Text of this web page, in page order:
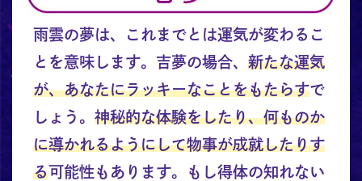
雨雲の夢は、これまでとは運気が変わるこ
とを意味します。吉夢の場合、 新たな運気
が、あなたにラッキーなことをもたらすで
しょう。 神秘的な体験をしたり、何ものか
に導かれるようにして物事が成就したりす
る可能性もあります。もし得体の知れない